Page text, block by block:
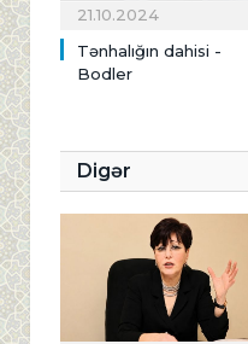
21.10.2024
Tənhalığın dahisi -
Bodler
Digər